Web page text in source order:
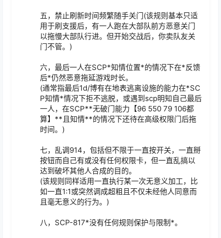
五，禁止刷新时间频繁随手关门(该规则基本只适
用于刷支援后，有一人跑在大部队前方恶意关门
以拖慢大部队行进。但开始交战后，你卖队友关
门不管。)
六，最后一人在SCP*知情位置*的情况下在*反馈
后*仍然恶意拖延游戏时长。
(通常指最后1d/博有在地表逃离设施的能力在*SC
P知情*情况下拒不逃脱，或遇到scp明知自己最后
一人，在SCP**无破门能力【96 550 79 106都
算】**且知情**的情况下还待在高级权限门后拖
时间。)
七，乱调914，包括但不限于一直按开关，一直掰
按钮而自己有或没有任何权限卡，但一直乱搞以
达到破坏其他人合成的目的。
(该规则同样适用一直执行某一次无意义加工，比
如一直1:1或突然调成超粗且不仅未经他人同意而
且毫无意义的行为。)
八，SCP-817*没有任何规则保护与限制*。